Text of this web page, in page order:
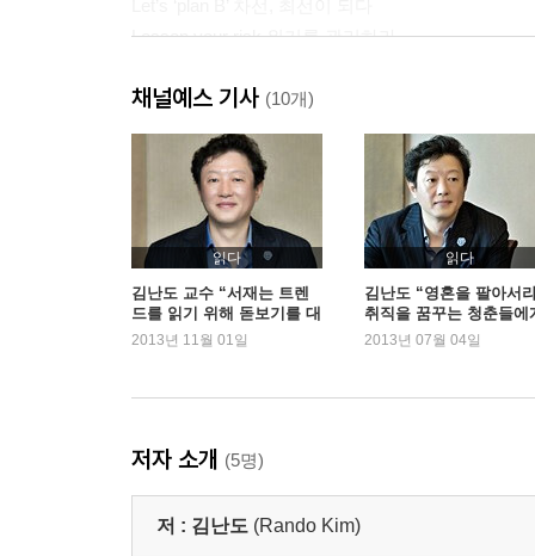
Lessen your risk 위기를 관리하라
신조어로 돌아본 2012
제2부 | 2013년 소비트렌드 전망
2013년의 전반적 전망
2012년 소비트렌드 키워드: COBRA TWIST
City of hysterie 날 선 사람들의 도시
OTL... Nonsense! 난센스의 시대
Bravo, Scandimom ‘스칸디맘’이 몰려온다
Redefined ownership 소유냐 향유냐
It’s detox time 디톡스가 필요한 시간
Surviving burn-out society 소진사회
Trouble is welcomed 적절한 불편
채널예스 기사 (10개)
읽다
김난도 교수 “서재는 트렌
드를 읽기 위해 돋보기를 대
보는 곳”
2013년 11월 01일
읽다
김난도 “영혼을 팔아서
취직을 꿈꾸는 청춘들에
2013년 07월 04일
저자 소개 (5명)
저 : 김난도 (Rando Kim)